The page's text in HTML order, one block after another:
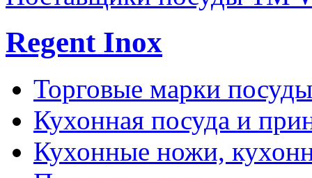
Regent Inox
Торговые марки посуды
Кухонная посуда и
Кухонные ножи,